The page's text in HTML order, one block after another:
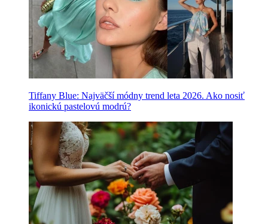
Tiffany Blue: Najväčší módny trend leta 2026. Ako nosiť
ikonickú pastelovú modrú?